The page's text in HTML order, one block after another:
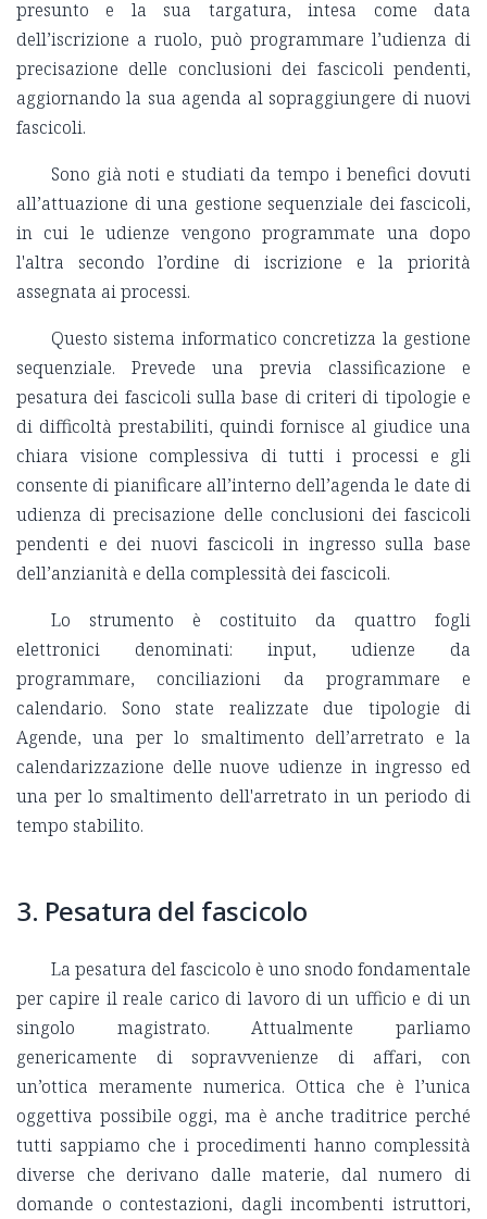
presunto e la sua targatura, intesa come data
dell’iscrizione a ruolo, può programmare l’udienza di
precisazione delle conclusioni dei fascicoli pendenti,
aggiornando la sua agenda al sopraggiungere di nuovi
fascicoli.
Sono già noti e studiati da tempo i benefici dovuti
all’attuazione di una gestione sequenziale dei fascicoli,
in cui le udienze vengono programmate una dopo
l'altra secondo l’ordine di iscrizione e la priorità
assegnata ai processi.
Questo sistema informatico concretizza la gestione
sequenziale. Prevede una previa classificazione e
pesatura dei fascicoli sulla base di criteri di tipologie e
di difficoltà prestabiliti, quindi fornisce al giudice una
chiara visione complessiva di tutti i processi e gli
consente di pianificare all’interno dell’agenda le date di
udienza di precisazione delle conclusioni dei fascicoli
pendenti e dei nuovi fascicoli in ingresso sulla base
dell’anzianità e della complessità dei fascicoli.
Lo strumento è costituito da quattro fogli
elettronici denominati: input, udienze da
programmare, conciliazioni da programmare e
calendario. Sono state realizzate due tipologie di
Agende, una per lo smaltimento dell’arretrato e la
calendarizzazione delle nuove udienze in ingresso ed
una per lo smaltimento dell'arretrato in un periodo di
tempo stabilito.
3. Pesatura del fascicolo
La pesatura del fascicolo è uno snodo fondamentale
per capire il reale carico di lavoro di un ufficio e di un
singolo magistrato. Attualmente parliamo
genericamente di sopravvenienze di affari, con
un’ottica meramente numerica. Ottica che è l’unica
oggettiva possibile oggi, ma è anche traditrice perché
tutti sappiamo che i procedimenti hanno complessità
diverse che derivano dalle materie, dal numero di
domande o contestazioni, dagli incombenti istruttori,